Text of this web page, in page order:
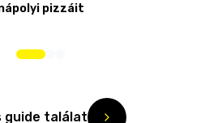
pizzáit
guide találat